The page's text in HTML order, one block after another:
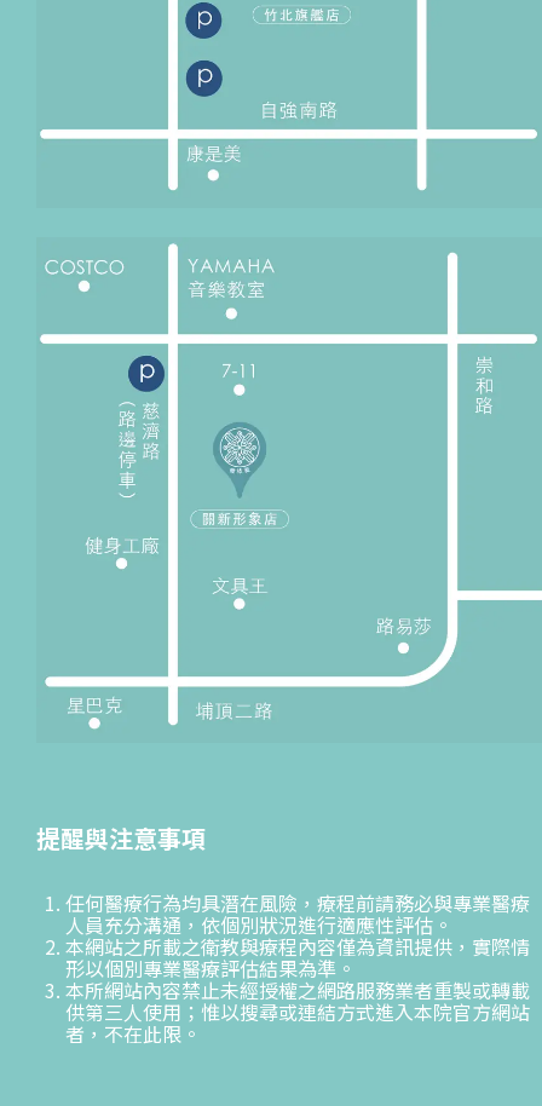
提醒與注意事項
任何醫療行為均具潛在風險，療程前請務必與專業醫療
人員充分溝通，依個別狀況進行適應性評估。
本網站之所載之衛教與療程內容僅為資訊提供，實際情
形以個別專業醫療評估結果為準。
本所網站內容禁止未經授權之網路服務業者重製或轉載
供第三人使用；惟以搜尋或連結方式進入本院官方網站
者，不在此限。